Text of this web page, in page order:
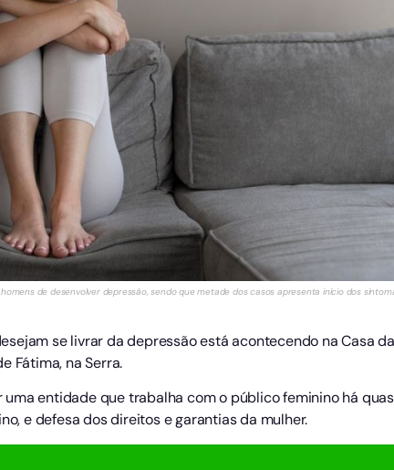
de desenvolver depressão, sendo que metade dos casos apresenta início dos
se livrar da depressão está acontecendo na Casa
Fátima, na Serra.
entidade que trabalha com o público feminino há
e defesa dos direitos e garantias da mulher.